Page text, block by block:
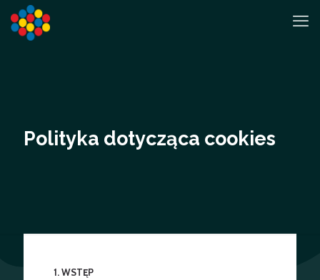
Polityka dotycząca cookies
1. WSTĘP